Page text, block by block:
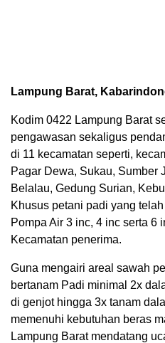
Lampung Barat,
Kodim 0422 Lampung Barat
pengawasan sekaligus
di 11 kecamatan seperti,
Pagar Dewa, Sukau, Sumber
Belalau, Gedung Surian,
Khusus petani padi yang
Pompa Air 3 inc, 4 inc serta 6
Kecamatan penerima.
Guna mengairi areal sawah
bertanam Padi minimal 2x
di genjot hingga 3x tanam
memenuhi kebutuhan beras
Lampung Barat mendatang